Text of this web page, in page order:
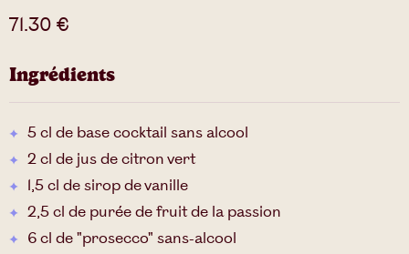
71.30€
Ingrédients
5 cl de base cocktail sans alcool
2 cl de jus de citron vert
1,5 cl de sirop de vanille
2,5 cl de purée de fruit de la passion
6 cl de "prosecco" sans-alcool